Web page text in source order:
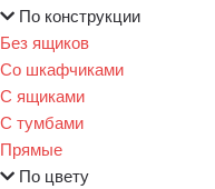
По конструкции
Без ящиков
Со шкафчиками
С ящиками
С тумбами
Прямые
По цвету